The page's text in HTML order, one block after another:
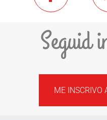
Seguid
ME INSCRIVO